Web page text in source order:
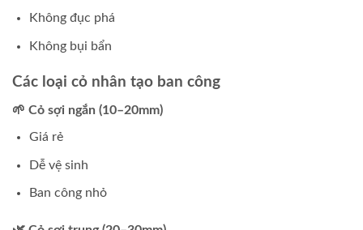
Không đục phá
Không bụi bẩn
Các loại cỏ nhân tạo ban công
🌱 Cỏ sợi ngắn (10–20mm)
Giá rẻ
Dễ vệ sinh
Ban công nhỏ